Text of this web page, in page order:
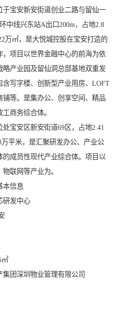
于宝安新安街道创业二路与留仙一
中线兴东站A出口200m，占地2.8
万㎡，是大悦城控股在宝安打造的
，项目以世界金融中心的前海为依
略产业园及留仙洞总部基地双重发
含写字楼、创新型产业用房、LOFT
铺等。是集办公、创享空间、精品
商务综合体。
宝安区新安街道69区，占地2.41
万平米，是汇聚研发办公、产业公
的成员性现代产业综合体。项目以
联网等产业为。
本信息
研发中心
㎡
团深圳物业管理有限公司